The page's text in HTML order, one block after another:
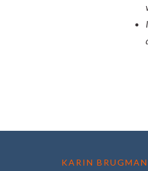
KARIN BRUGMAN